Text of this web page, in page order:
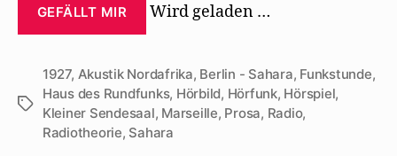
GEFÄLLT MIR Wird geladen …
Schlagwörter
1927, Akustik Nordafrika, Berlin - Sahara, Funkstunde,
Haus des Rundfunks, Hörbild, Hörfunk, Hörspiel,
Kleiner Sendesaal, Marseille, Prosa, Radio,
Radiotheorie, Sahara